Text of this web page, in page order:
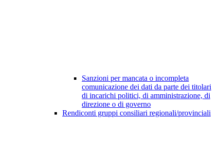
Sanzioni per mancata o incompleta
comunicazione dei dati da parte dei titolari
di incarichi politici, di amministrazione, di
direzione o di governo
Rendiconti gruppi consiliari regionali/provinciali